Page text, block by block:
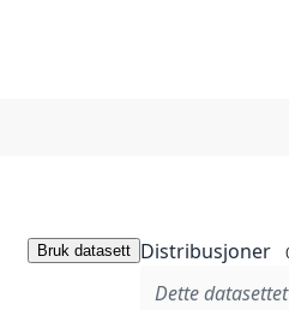
Bruk datasett Distribusjoner
Dette